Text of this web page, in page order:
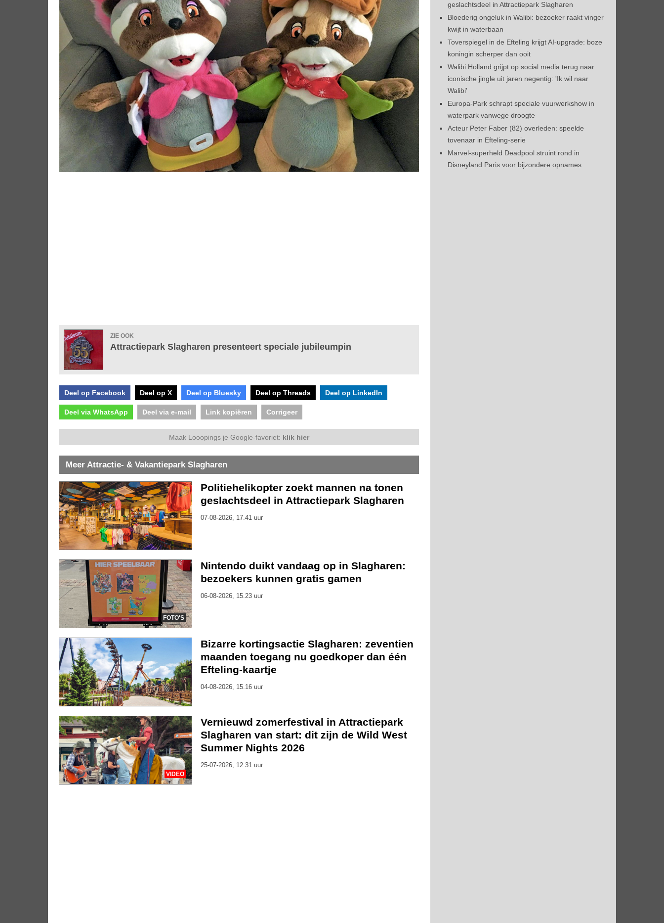
ZIE OOK
Attractiepark Slagharen presenteert speciale jubileumpin
Deel op Facebook Deel op X Deel op Bluesky Deel op Threads Deel op LinkedIn
Deel via WhatsApp Deel via e-mail Link kopiëren Corrigeer
Maak Looopings je Google-favoriet: klik hier
Meer Attractie- & Vakantiepark Slagharen
Politiehelikopter zoekt mannen na tonen
geslachtsdeel in Attractiepark Slagharen
07-08-2026, 17.41 uur
FOTO'S
Nintendo duikt vandaag op in Slagharen:
bezoekers kunnen gratis gamen
06-08-2026, 15.23 uur
Bizarre kortingsactie Slagharen: zeventien
maanden toegang nu goedkoper dan één
Efteling-kaartje
04-08-2026, 15.16 uur
VIDEO
Vernieuwd zomerfestival in Attractiepark
Slagharen van start: dit zijn de Wild West
Summer Nights 2026
25-07-2026, 12.31 uur
geslachtsdeel in Attractiepark Slagharen
Bloederig ongeluk in Walibi: bezoeker raakt vinger
kwijt in waterbaan
Toverspiegel in de Efteling krijgt AI-upgrade: boze
koningin scherper dan ooit
Walibi Holland grijpt op social media terug naar
iconische jingle uit jaren negentig: 'Ik wil naar
Walibi'
Europa-Park schrapt speciale vuurwerkshow in
waterpark vanwege droogte
Acteur Peter Faber (82) overleden: speelde
tovenaar in Efteling-serie
Marvel-superheld Deadpool struint rond in
Disneyland Paris voor bijzondere opnames